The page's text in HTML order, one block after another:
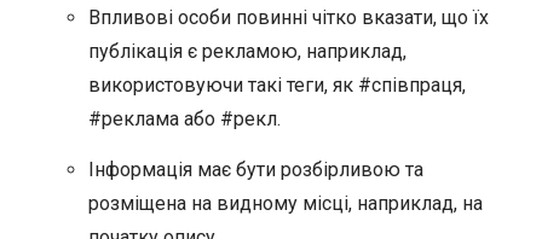
Впливові особи повинні чітко вказати, що їх
публікація є рекламою, наприклад,
використовуючи такі теги, як #співпраця,
#реклама або #рекл.
Інформація має бути розбірливою та
розміщена на видному місці, наприклад, на